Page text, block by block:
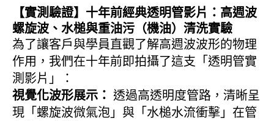
【實測驗證】十年前經典透明管影片：高週波
螺旋波、水槌與重油污（機油）清洗實驗
為了讓客戶與學員直觀了解高週波波形的物理
作用，我們在十年前即拍攝了這支「透明管實
測影片」：
視覺化波形展示： 透過高透明度管路，清晰呈
現「螺旋波微氣泡」與「水槌水流衝擊」在管